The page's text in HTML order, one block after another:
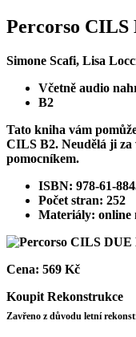
Percorso CILS
Simone Scafi, Lisa
Včetně audio
B2
Tato kniha vám
CILS B2. Neudělá ji za
pomocníkem.
ISBN: 978-61-
Počet stran: 252
Materiály: online
Cena: 569 Kč
Koupit Rekonstrukce
Zavřeno z důvodu letní